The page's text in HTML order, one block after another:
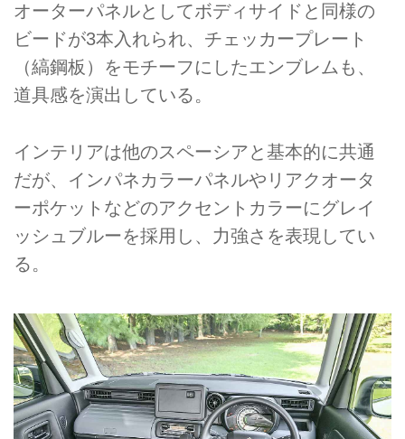
オーターパネルとしてボディサイドと同様の
ビードが3本入れられ、チェッカープレート
（縞鋼板）をモチーフにしたエンブレムも、
道具感を演出している。
インテリアは他のスペーシアと基本的に共通
だが、インパネカラーパネルやリアクオータ
ーポケットなどのアクセントカラーにグレイ
ッシュブルーを採用し、力強さを表現してい
る。